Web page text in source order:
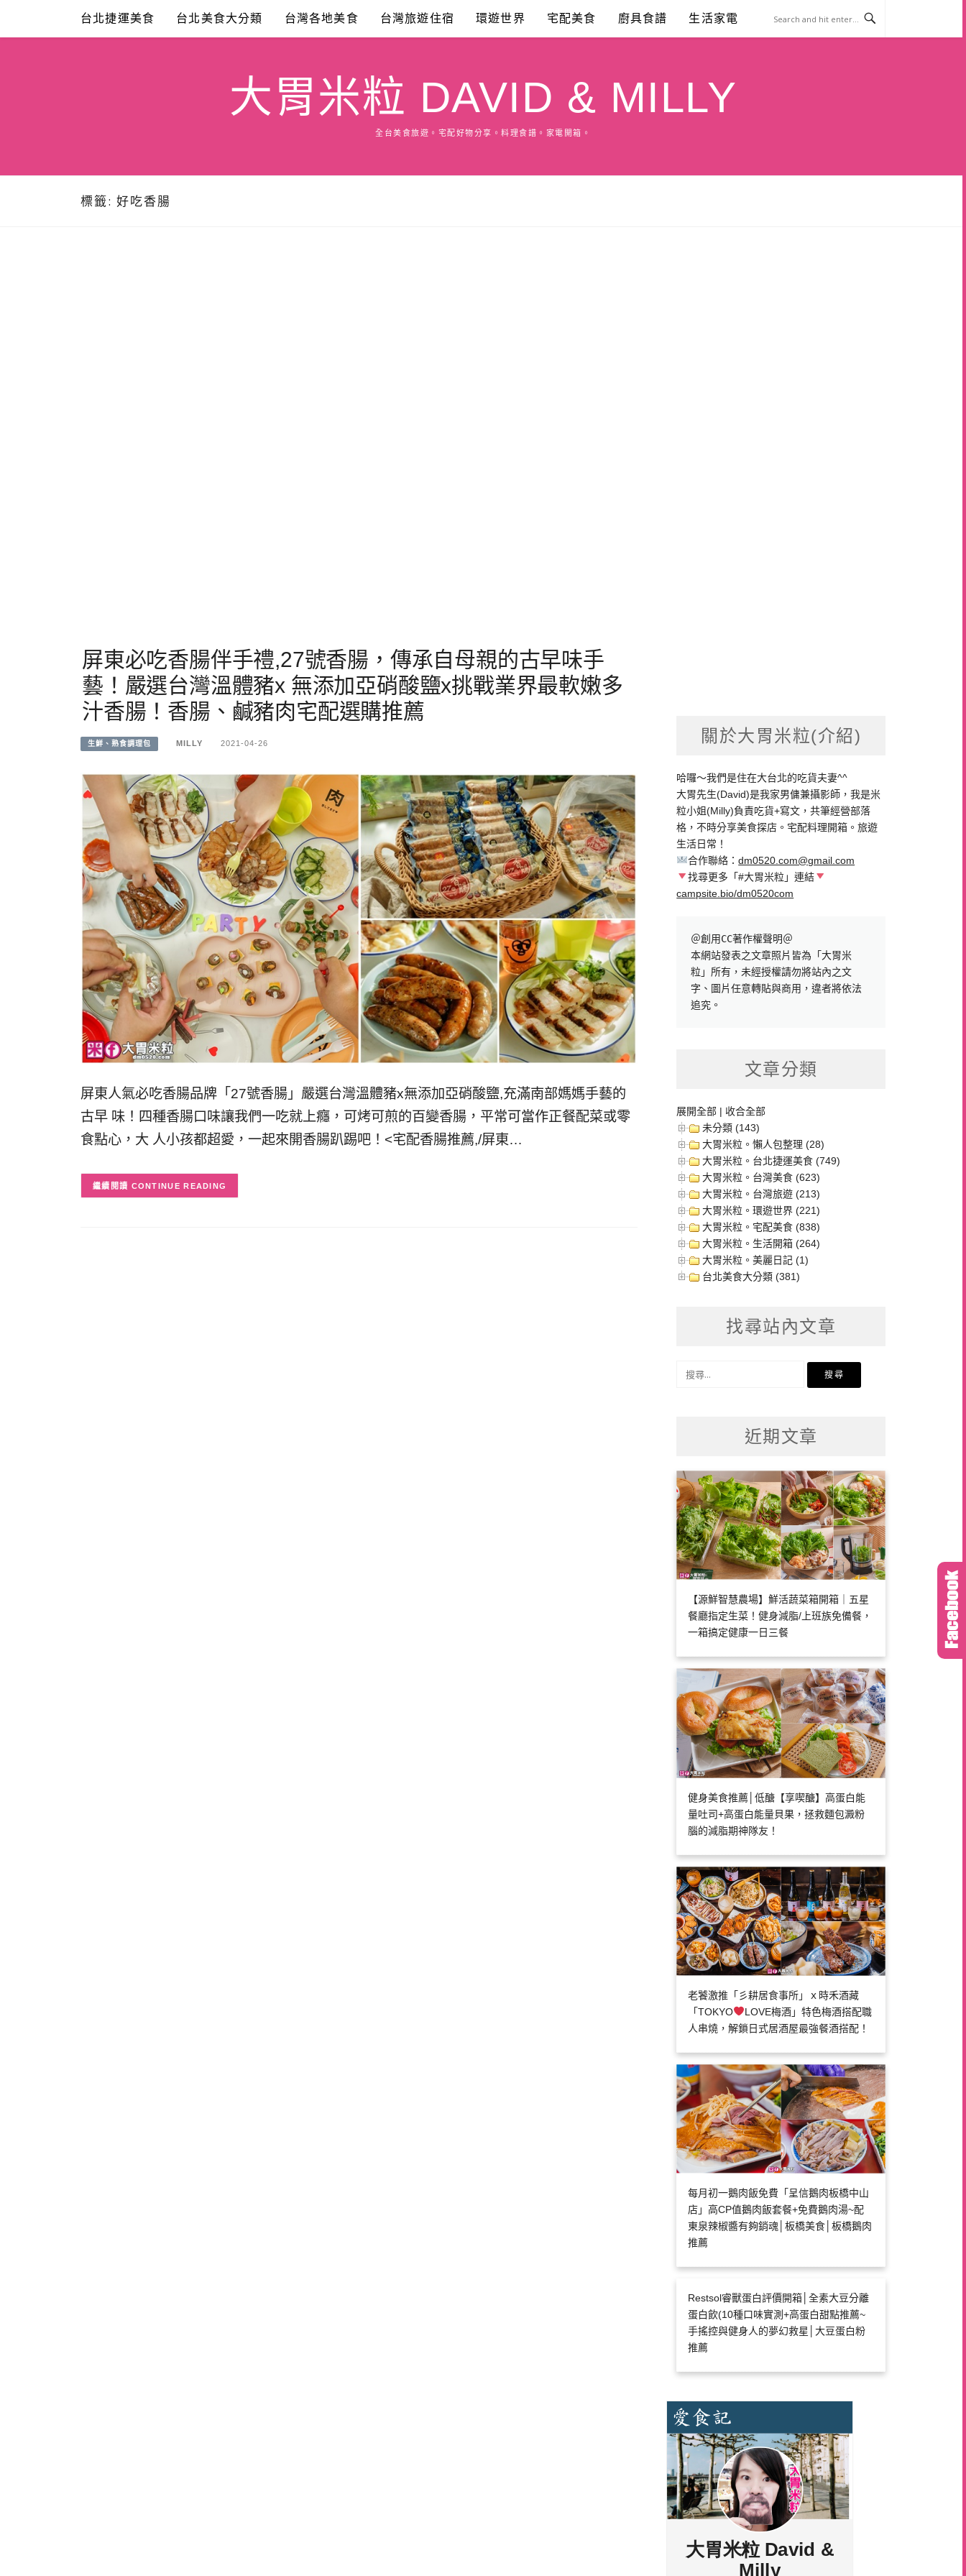
content
台北捷運美食 台北美食大分類 台灣各地美食 台灣旅遊住宿 環遊世界 宅配美食 廚具食譜 生活家電
大胃米粒 DAVID & MILLY
全台美食旅遊。宅配好物分享。料理食譜。家電開箱。
標籤: 好吃香腸
屏東必吃香腸伴手禮,27號香腸，傳承⾃⺟親的古早味⼿
藝！嚴選台灣溫體豬x 無添加亞硝酸鹽x挑戰業界最軟嫩多
汁香腸！香腸、鹹豬⾁宅配選購推薦
生鮮、熟食調理包 MILLY 2021-04-26
屏東⼈氣必吃香腸品牌「27號香腸」嚴選台灣溫體豬x無添加亞硝酸鹽,充滿南部媽媽⼿藝的
古早 味！四種香腸⼝味讓我們⼀吃就上癮，可烤可煎的百變香腸，平常可當作正餐配菜或零
食點⼼，⼤ ⼈⼩孩都超愛，⼀起來開香腸趴踢吧！<宅配香腸推薦,/屏東…
CONTINUE READING
關於大胃米粒(介紹)
哈囉～我們是住在大台北的吃貨夫妻^^
大胃先生(David)是我家男傭兼攝影師，我是米
粒小姐(Milly)負責吃貨+寫文，共筆經營部落
格，不時分享美食探店。宅配料理開箱。旅遊
生活日常！
合作聯絡：dm0520.com@gmail.com
找尋更多「#大胃米粒」連結
campsite.bio/dm0520com
＠創用CC著作權聲明＠
本網站發表之文章照片皆為「大胃米
粒」所有，未經授權請勿將站內之文
字、圖片任意轉貼與商用，違者將依法
追究。
文章分類
展開全部 | 收合全部
未分類 (143)
大胃米粒。懶人包整理 (28)
大胃米粒。台北捷運美食 (749)
大胃米粒。台灣美食 (623)
大胃米粒。台灣旅遊 (213)
大胃米粒。環遊世界 (221)
大胃米粒。宅配美食 (838)
大胃米粒。生活開箱 (264)
大胃米粒。美麗日記 (1)
台北美食大分類 (381)
找尋站內文章
近期文章
【源鮮智慧農場】鮮活蔬菜箱開箱｜五星
餐廳指定生菜！健身減脂/上班族免備餐，
一箱搞定健康一日三餐
健身美食推薦│低醣【享喫醣】高蛋白能
量吐司+高蛋白能量貝果，拯救麵包澱粉
腦的減脂期神隊友！
老饕激推「彡耕居食事所」ｘ時禾酒藏
「TOKYO
LOVE梅酒」特色梅酒搭配職
人串燒，解鎖日式居酒屋最強餐酒搭配！
每月初一鵝肉飯免費「呈信鵝肉板橋中山
店」高CP值鵝肉飯套餐+免費鵝肉湯~配
東泉辣椒醬有夠銷魂│板橋美食│板橋鵝肉
推薦
Restsol睿獸蛋白評價開箱│全素大豆分離
蛋白飲(10種口味實測+高蛋白甜點推薦~
手搖控與健身人的夢幻救星│大豆蛋白粉
推薦